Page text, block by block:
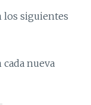
los siguientes
nueva